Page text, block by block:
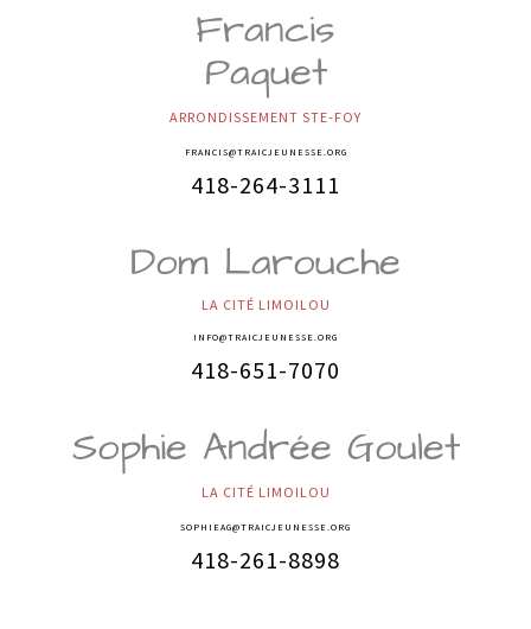
Francis
Paquet
ARRONDISSEMENT STE-FOY
FRANCIS@TRAICJEUNESSE.ORG
418-264-3111
Dom Larouche
LA CITÉ LIMOILOU
INFO@TRAICJEUNESSE.ORG
418-651-7070
Sophie Andrée Goulet
LA CITÉ LIMOILOU
SOPHIEAG@TRAICJEUNESSE.ORG
418-261-8898